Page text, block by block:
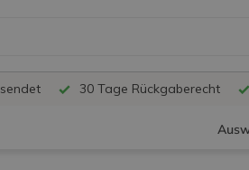
30 Tage Rückgaberecht